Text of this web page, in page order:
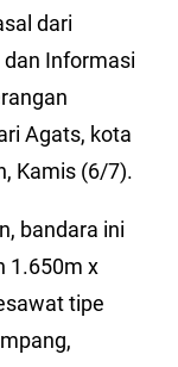
dari
dan Informasi
Agats, kota
Kamis (6/7).
bandara ini
1.650m x
tipe